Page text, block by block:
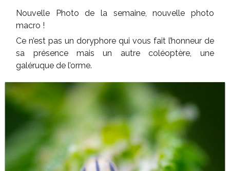
Nouvelle Photo de la semaine, nouvelle photo
macro !
Ce n’est pas un doryphore qui vous fait l’honneur de
sa présence mais un autre coléoptère, une
galéruque de l’orme.